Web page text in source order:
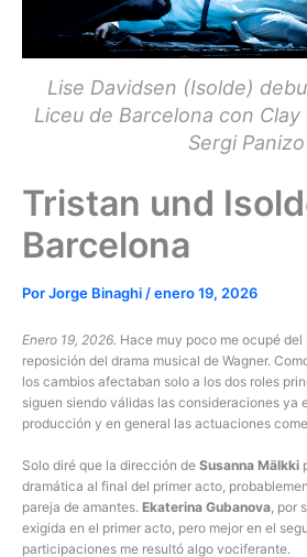
Lise Davidsen (Isolde)
Liceu de Barcelona con
Sergi Panizo
Tristan und
Barcelona
PorJorge Binaghi /enero 19, 2026
Enero 19, 2026. Hace muy poco me ocupé
reposición del drama musical de Wagner.
los cambios afectaban solo a los dos roles
siguen siendo válidas las consideraciones ya
producción y en general las actuaciones
Solo diré que la dirección de Susanna Mälkki
dramática al final del primer acto,
pareja de amantes. Ekaterina Gubanova ,
exigida en el primer acto, pero mejor en el
participaciones me resultó algo vociferante.